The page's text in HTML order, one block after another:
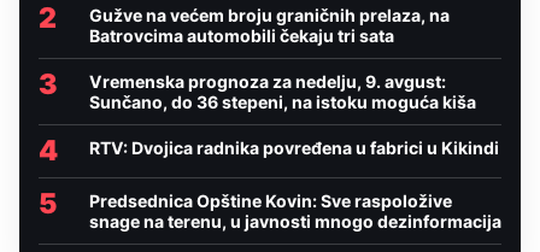
2
Gužve na većem broju graničnih prelaza, na
Batrovcima automobili čekaju tri sata
3
Vremenska prognoza za nedelju, 9. avgust:
Sunčano, do 36 stepeni, na istoku moguća kiša
4 RTV: Dvojica radnika povređena u fabrici u Kikindi
5
Predsednica Opštine Kovin: Sve raspoložive
snage na terenu, u javnosti mnogo dezinformacija